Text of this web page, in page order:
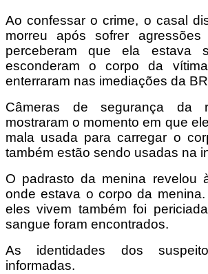
Ao confessar o crime, o casal
morreu após sofrer agressões
perceberam que ela estava
esconderam o corpo da
enterraram nas imediações da
Câmeras de segurança da
mostraram o momento em que
mala usada para carregar o
também estão sendo usadas na
O padrasto da menina revelou
onde estava o corpo da
eles vivem também foi
sangue foram encontrados.
As identidades dos
informadas.